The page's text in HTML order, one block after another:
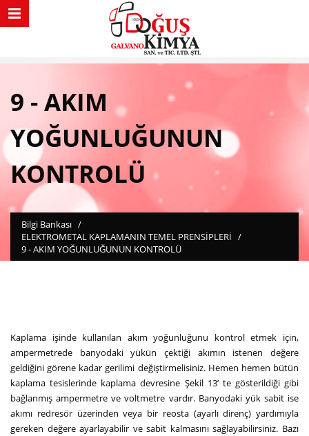
9 - AKIM
YOĞUNLUĞUNUN
KONTROLÜ
Bilgi Bankası /
ELEKTROMETAL KAPLAMANIN TEMEL PRENSİPLERİ /
9 - AKIM YOĞUNLUĞUNUN KONTROLÜ
Kaplama işinde kullanılan akım yoğunluğunu kontrol etmek için,
ampermetrede banyodaki yükün çektiği akımın istenen değere
geldiğini görene kadar gerilimi değiştirmelisiniz. Hemen hemen bütün
kaplama tesislerinde kaplama devresine Şekil 13’ te gösterildiği gibi
bağlanmış ampermetre ve voltmetre vardır. Banyodaki yük sabit ise
akımı redresör üzerinden veya bir reosta (ayarlı direnç) yardımıyla
gereken değere ayarlayabilir ve sabit kalmasını sağlayabilirsiniz. Bazı